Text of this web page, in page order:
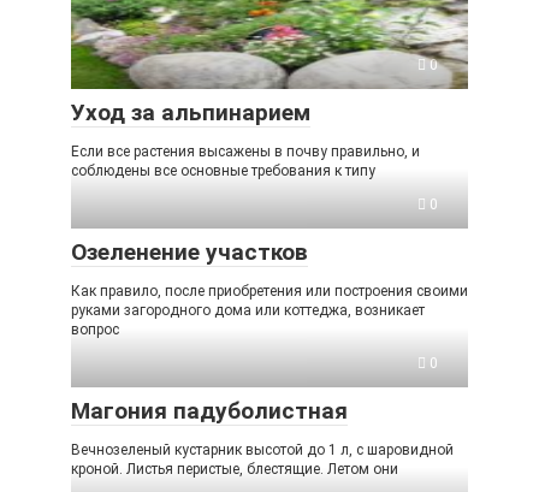
0
Уход за альпинарием
Если все растения высажены в почву правильно, и
соблюдены все основные требования к типу
0
Озеленение участков
Как правило, после приобретения или построения своими
руками загородного дома или коттеджа, возникает
вопрос
0
Магония падуболистная
Вечнозеленый кустарник высотой до 1 л, с шаровидной
кроной. Листья перистые, блестящие. Летом они